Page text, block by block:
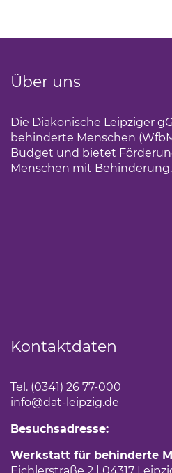
Über uns
Die Diakonische Leipziger
behinderte Menschen
Budget und bietet
Menschen mit Behinderung.
Kontaktdaten
Tel. (0341) 26 77-000
info@dat-leipzig.de
Besuchsadresse:
Werkstatt für behinderte